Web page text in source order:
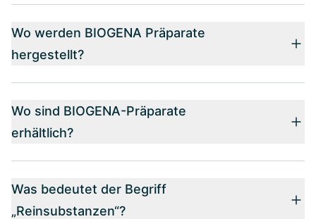
Wo werden BIOGENA Präparate
hergestellt?
Wo sind BIOGENA-Präparate
erhältlich?
Was bedeutet der Begriff
„Reinsubstanzen“?